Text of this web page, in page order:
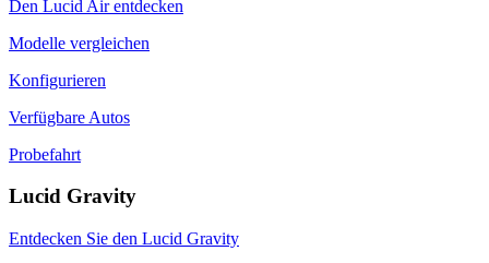
Den Lucid Air entdecken
Modelle vergleichen
Konfigurieren
Verfügbare Autos
Probefahrt
Lucid Gravity
Entdecken Sie den Lucid Gravity